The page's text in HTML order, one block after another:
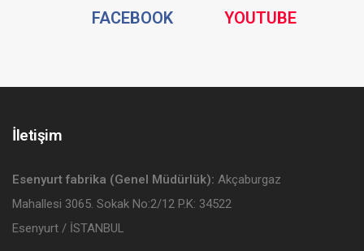
FACEBOOKSocial YOUTUBESocial
İletişim
Esenyurt fabrika (Genel Müdürlük): Akçaburgaz
Mahallesi 3065. Sokak No:2/12 P.K: 34522
Esenyurt / İSTANBUL